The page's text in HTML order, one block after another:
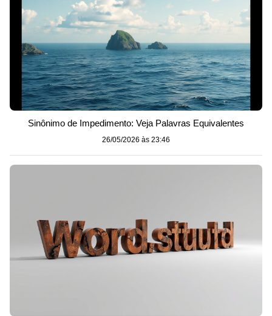
Sinônimo de Impedimento: Veja Palavras Equivalentes
26/05/2026 às 23:46